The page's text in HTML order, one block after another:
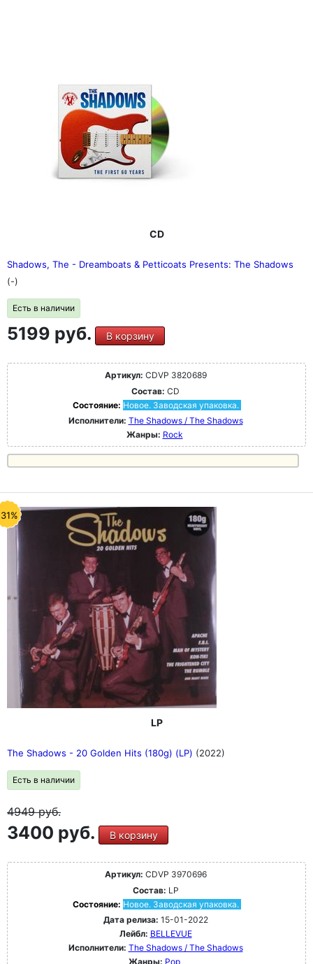
CD
Shadows, The - Dreamboats & Petticoats Presents: The Shadows
(-)
Есть в наличии
5199 руб. В корзину
Артикул: CDVP 3820689
Состав: CD
Состояние: Новое. Заводская упаковка.
Исполнители: The Shadows / The Shadows
Жанры: Rock
LP
The Shadows - 20 Golden Hits (180g) (LP) (2022)
Есть в наличии
4949руб.
3400 руб. В корзину
Артикул: CDVP 3970696
Состав: LP
Состояние: Новое. Заводская упаковка.
Дата релиза: 15-01-2022
Лейбл: BELLEVUE
Исполнители: The Shadows / The Shadows
Жанры: Pop